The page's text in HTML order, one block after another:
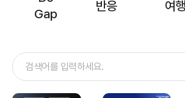
주례 신차 출시 반응 조사 AIMM (2022~)
여행·관광
주례 여행·관광 기획조사 (2015~)
국내·해외 여행 만족도 조사 (2017~)
OTT·콘텐츠
Gap
반응
여행